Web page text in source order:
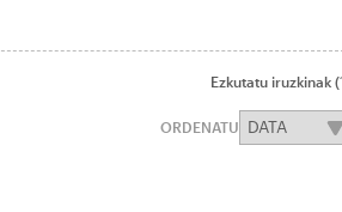
Ezkutatu iruzkinak
ORDENATU